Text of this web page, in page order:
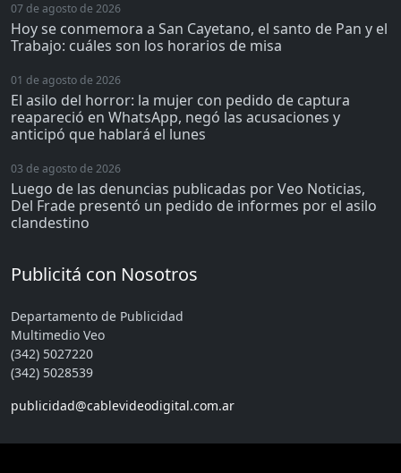
07 de agosto de 2026
Hoy se conmemora a San Cayetano, el santo de Pan y el
Trabajo: cuáles son los horarios de misa
01 de agosto de 2026
El asilo del horror: la mujer con pedido de captura
reapareció en WhatsApp, negó las acusaciones y
anticipó que hablará el lunes
03 de agosto de 2026
Luego de las denuncias publicadas por Veo Noticias,
Del Frade presentó un pedido de informes por el asilo
clandestino
Publicitá con Nosotros
Departamento de Publicidad
Multimedio Veo
(342) 5027220
(342) 5028539
publicidad@cablevideodigital.com.ar